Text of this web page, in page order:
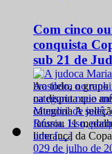
Com cinco
conquista
sub 21 de
Ao todo, o grupo
na disputa que
categoria A
faturou 11
liderança da
029 de julho de